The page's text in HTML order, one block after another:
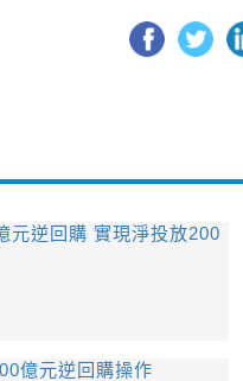
元逆回購 實現淨投放200
億元逆回購操作